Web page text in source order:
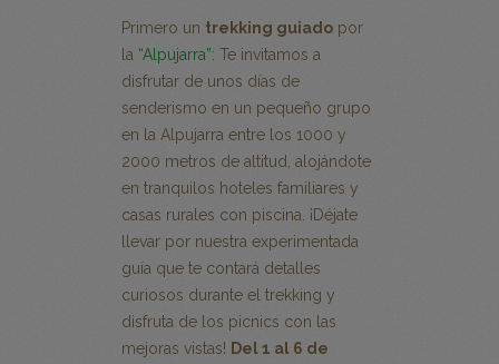
Primero un trekking guiado por
la “Alpujarra”: Te invitamos a
disfrutar de unos días de
senderismo en un pequeño grupo
en la Alpujarra entre los 1000 y
2000 metros de altitud, alojándote
en tranquilos hoteles familiares y
casas rurales con piscina. ¡Déjate
llevar por nuestra experimentada
guía que te contará detalles
curiosos durante el trekking y
disfruta de los picnics con las
mejoras vistas! Del 1 al 6 de